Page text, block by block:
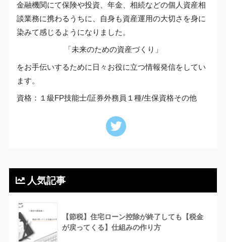
金融機関にて保険や投資、年金、相続などの個人資産相
談業務に携わるうちに、自身も資産運用の大切さを身に
染みて感じるようになりました。
「未来のための資産づくり」
をお手伝いするために日々お役に立つ情報発信をしてい
ます。
資格：１級FP技能士/証券外務員１種/生保資格その他
人気記事
【節税】住宅ローン控除が終了しても【税金
が戻ってくる】仕組みの作り方